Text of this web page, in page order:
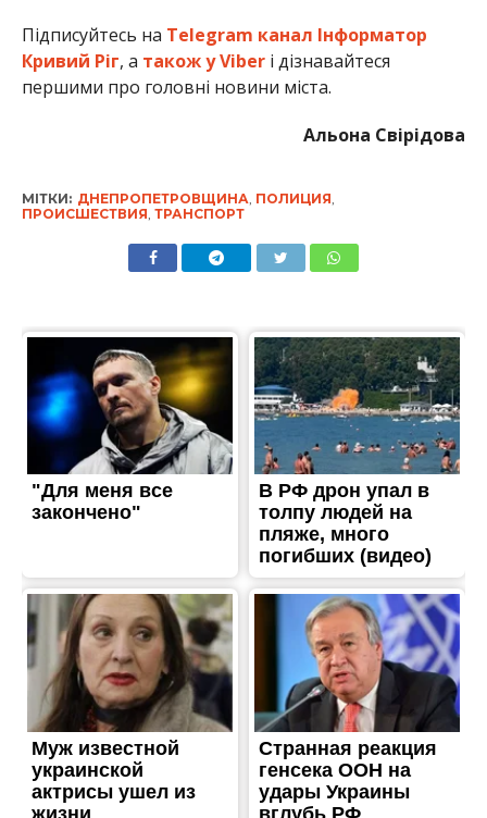
Підписуйтесь на Telegram канал Інформатор
Кривий Ріг, а також у Viberі дізнавайтеся
першими про головні новини міста.
Альона Свірідова
МІТКИ: ДНЕПРОПЕТРОВЩИНА ПОЛИЦИЯ
ПРОИСШЕСТВИЯ ТРАНСПОРТ